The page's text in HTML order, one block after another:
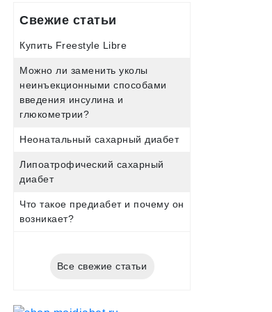
Свежие статьи
Купить Freestyle Libre
Можно ли заменить уколы
неинъекционными способами
введения инсулина и
глюкометрии?
Неонатальный сахарный диабет
Липоатрофический сахарный
диабет
Что такое предиабет и почему он
возникает?
Все свежие статьи